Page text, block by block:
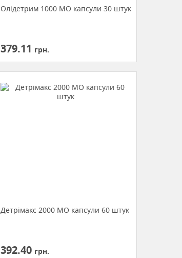
Олідетрим 1000 МО капсули 30 штук
379.11 грн.
Детрімакс 2000 МО капсули 60 штук
392.40 грн.